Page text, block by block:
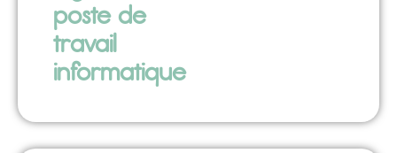
poste de
travail
informatique